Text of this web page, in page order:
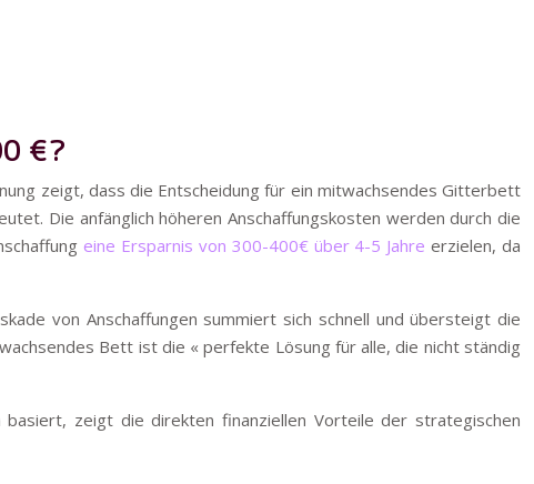
€?
zeigt, dass die Entscheidung für ein mitwachsendes Gitterbett
Die anfänglich höheren Anschaffungskosten werden durch die
eine Ersparnis von 300-400€ über 4-5 Jahre erzielen, da
von Anschaffungen summiert sich schnell und übersteigt die
Bett ist die « perfekte Lösung für alle, die nicht ständig
zeigt die direkten finanziellen Vorteile der strategischen